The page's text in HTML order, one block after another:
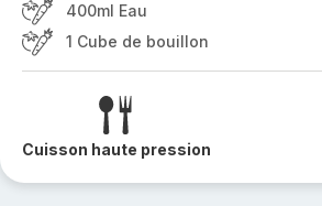
400ml Eau
1 Cube de bouillon
Cuisson haute pression